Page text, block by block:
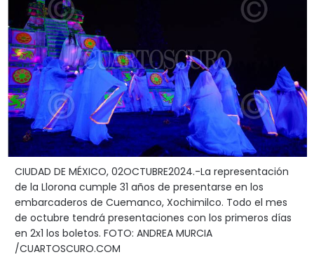
CIUDAD DE MÉXICO, 02OCTUBRE2024.-La representación
de la Llorona cumple 31 años de presentarse en los
embarcaderos de Cuemanco, Xochimilco. Todo el mes
de octubre tendrá presentaciones con los primeros días
en 2x1 los boletos. FOTO: ANDREA MURCIA
/CUARTOSCURO.COM